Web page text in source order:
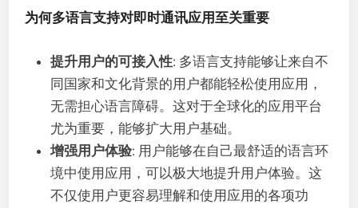
为何多语言支持对即时通讯应用至关重要
提升用户的可接入性: 多语言支持能够让来自不
同国家和文化背景的用户都能轻松使用应用，
无需担心语言障碍。这对于全球化的应用平台
尤为重要，能够扩大用户基础。
增强用户体验: 用户能够在自己最舒适的语言环
境中使用应用，可以极大地提升用户体验。这
不仅使用户更容易理解和使用应用的各项功